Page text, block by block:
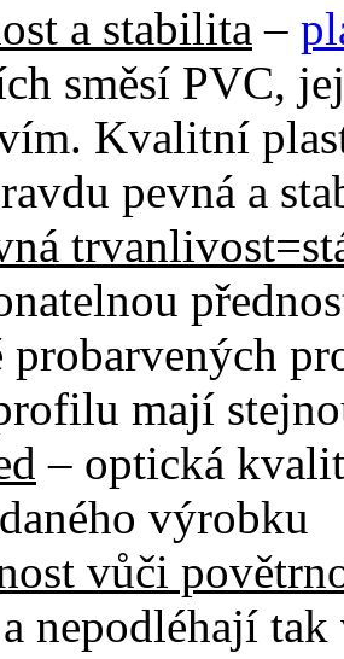
a stabilita –
směsí PVC,
Kvalitní
pevná a
probarvených
mají
– optická
výrobku
vůči
nepodléhají